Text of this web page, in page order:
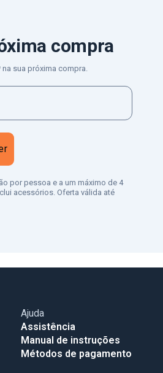
compra
sua próxima compra.
por pessoa e a um máximo de 4
acessórios. Oferta válida até
Ajuda
Assistência
Manual de instruções
Métodos de pagamento